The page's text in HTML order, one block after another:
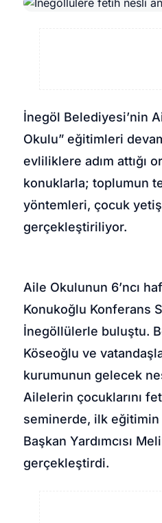
İnegöl Belediyesi’nin
Okulu” eğitimleri
evliliklere adım attığı
konuklarla; toplumun
yöntemleri, çocuk
gerçekleştiriliyor.
Aile Okulunun 6’ncı
Konukoğlu Konferans
İnegöllülerle buluştu.
Köseoğlu ve
kurumunun gelecek
Ailelerin çocuklarını
seminerde, ilk
Başkan Yardımcısı
gerçekleştirdi.